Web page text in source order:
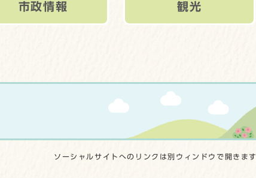
市政情報 観光
ソーシャルサイトへのリンクは別ウィンドウで開きます